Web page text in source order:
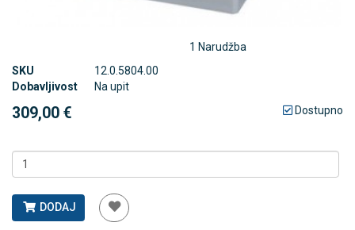
1 Narudžba
SKU
12.0.5804.00
Dobavljivost
Na upit
309,00 € Dostupno
DODAJ